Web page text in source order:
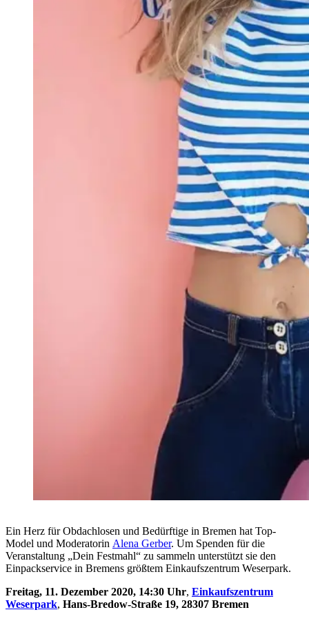
Ein Herz für Obdachlosen und Bedürftige in Bremen hat Top-
Model und Moderatorin Alena Gerber. Um Spenden für die
Veranstaltung „Dein Festmahl“ zu sammeln unterstützt sie den
Einpackservice in Bremens größtem Einkaufszentrum Weserpark.
Freitag, 11. Dezember 2020, 14:30 Uhr, Einkaufszentrum
Weserpark, Hans-Bredow-Straße 19, 28307 Bremen